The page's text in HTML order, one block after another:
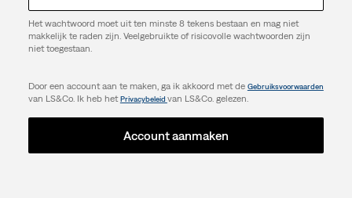
Het wachtwoord moet uit ten minste 8 tekens bestaan en mag niet
makkelijk te raden zijn. Veelgebruikte of risicovolle wachtwoorden zijn
niet toegestaan.
Door een account aan te maken, ga ik akkoord met de Gebruiksvoorwaarden
van LS&Co. Ik heb hetPrivacybeleid van LS&Co. gelezen.
Account aanmaken